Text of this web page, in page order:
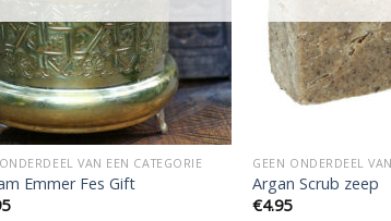
VAN EEN CATEGORIE
Emmer Fes Gift
GEEN ONDERDEEL
Argan Scrub zeep
€4.95